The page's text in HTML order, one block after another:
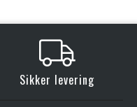
Sikker levering